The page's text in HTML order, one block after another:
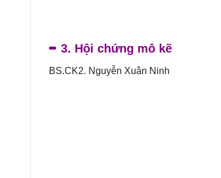
3. Hội chứng mô kẽ
BS.CK2. Nguyễn Xuân Ninh